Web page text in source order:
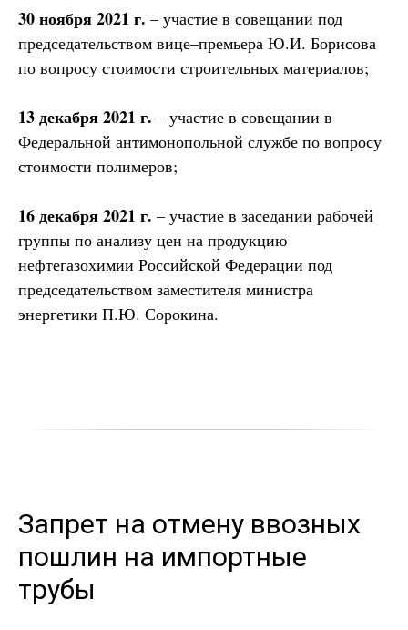
30 ноября 2021 г. – участие в совещании под
председательством вице–премьера Ю.И. Борисова
по вопросу стоимости строительных материалов;
13 декабря 2021 г. – участие в совещании в
Федеральной антимонопольной службе по вопросу
стоимости полимеров;
16 декабря 2021 г. – участие в заседании рабочей
группы по анализу цен на продукцию
нефтегазохимии Российской Федерации под
председательством заместителя министра
энергетики П.Ю. Сорокина.
Запрет на отмену ввозных
пошлин на импортные
трубы